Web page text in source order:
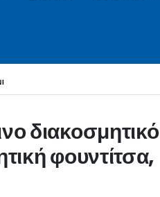
διακοσμητικό
φουντίτσα,